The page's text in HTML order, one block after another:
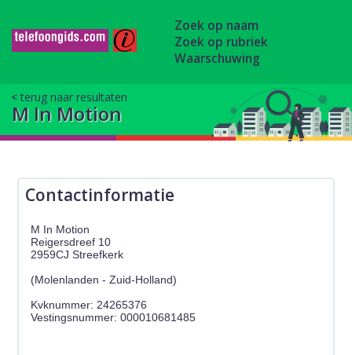
Zoek op naam
Zoek op rubriek
Waarschuwing
terug naar resultaten
M In Motion
Contactinformatie
M In Motion
Reigersdreef 10
2959CJ Streefkerk
(Molenlanden - Zuid-Holland)
Kvknummer: 24265376